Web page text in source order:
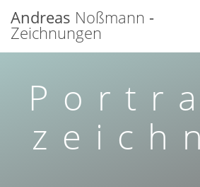
Andreas Noßmann -
Zeichnungen